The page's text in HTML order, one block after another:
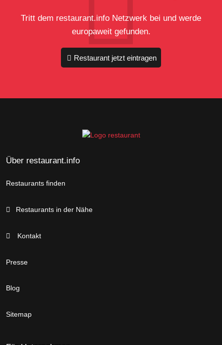
Tritt dem restaurant.info Netzwerk bei und werde
europaweit gefunden.
Restaurant jetzt eintragen
Über restaurant.info
Restaurants finden
Restaurants in der Nähe
Kontakt
Presse
Blog
Sitemap